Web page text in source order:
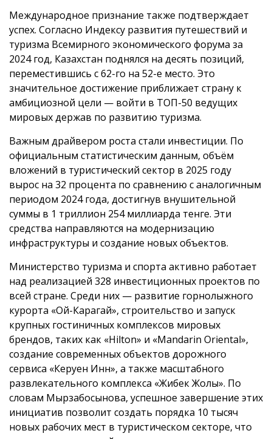
Международное признание также подтверждает
успех. Согласно Индексу развития путешествий и
туризма Всемирного экономического форума за
2024 год, Казахстан поднялся на десять позиций,
переместившись с 62-го на 52-е место. Это
значительное достижение приближает страну к
амбициозной цели — войти в ТОП-50 ведущих
мировых держав по развитию туризма.
Важным драйвером роста стали инвестиции. По
официальным статистическим данным, объём
вложений в туристический сектор в 2025 году
вырос на 32 процента по сравнению с аналогичным
периодом 2024 года, достигнув внушительной
суммы в 1 триллион 254 миллиарда тенге. Эти
средства направляются на модернизацию
инфраструктуры и создание новых объектов.
Министерство туризма и спорта активно работает
над реализацией 328 инвестиционных проектов по
всей стране. Среди них — развитие горнолыжного
курорта «Ой-Карагай», строительство и запуск
крупных гостиничных комплексов мировых
брендов, таких как «Hilton» и «Mandarin Oriental»,
создание современных объектов дорожного
сервиса «Керуен Инн», а также масштабного
развлекательного комплекса «Жибек Жолы». По
словам Мырзабосынова, успешное завершение этих
инициатив позволит создать порядка 10 тысяч
новых рабочих мест в туристическом секторе, что